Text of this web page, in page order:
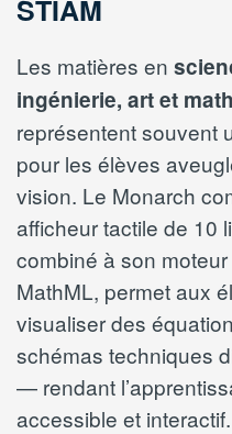
STIAM
Les matières en
ingénierie, art et
représentent souvent
pour les élèves
vision. Le Monarch
afficheur tactile de 10
combiné à son
MathML, permet aux
visualiser des
schémas techniques
— rendant
accessible et interactif.